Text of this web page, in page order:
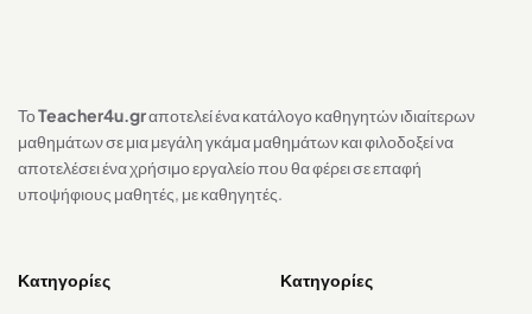
ΤοTeacher4u.grαποτελεί ένα κατάλογο καθηγητών ιδιαίτερων
μαθημάτων σε μια μεγάλη γκάμα μαθημάτων και φιλοδοξεί να
αποτελέσει ένα χρήσιμο εργαλείο που θα φέρει σε επαφή
υποψήφιους μαθητές, με καθηγητές.
Κατηγορίες Κατηγορίες